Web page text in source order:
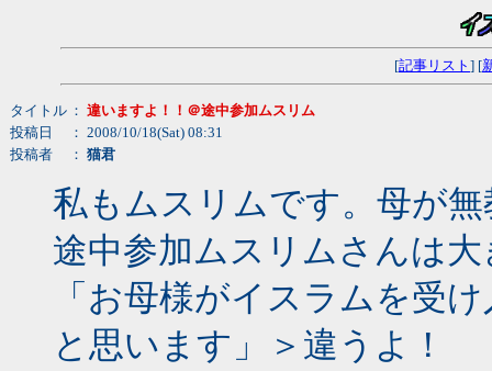
[記事リスト ] [
タイトル ： 違いますよ！！＠途中参加ムスリム
投稿日
： 2008/10/18(Sat) 08:31
投稿者
： 猫君
私もムスリムです。母が
途中参加ムスリムさんは
「お母様がイスラムを受
と思います」＞違うよ！